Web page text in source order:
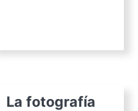
La fotografía